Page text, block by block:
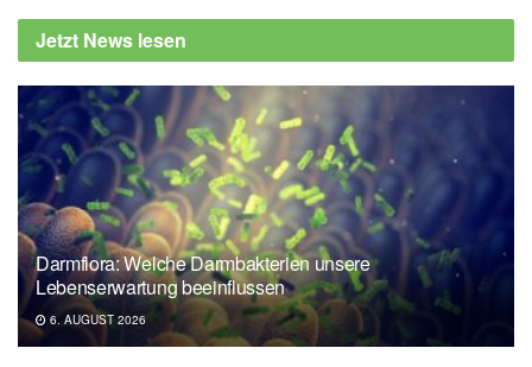
Jetzt News lesen
Darmflora: Welche Darmbakterien unsere
Lebenserwartung beeinflussen
6. AUGUST 2026